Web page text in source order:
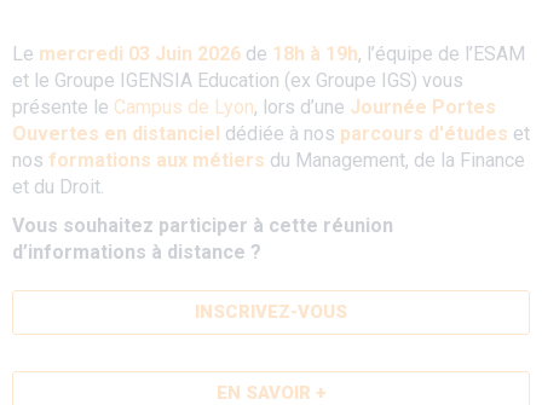
Le mercredi 03 Juin 2026 de 18h à 19h, l’équipe de l’ESAM
et le Groupe IGENSIA Education (ex Groupe IGS) vous
présente le Campus de Lyon, lors d’une Journée Portes
Ouvertes en distanciel dédiée à nos parcours d'études et
nos formations aux métiers du Management, de la Finance
et du Droit.
Vous souhaitez participer à cette réunion
d’informations à distance ?
INSCRIVEZ-VOUS
EN SAVOIR +